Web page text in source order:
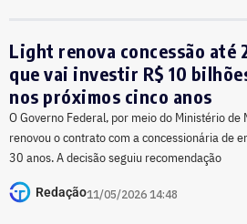
Light renova concessão até
que vai investir R$ 10
nos próximos cinco anos
O Governo Federal, por meio do Ministério de
renovou o contrato com a concessionária de
30 anos. A decisão seguiu recomendação
Redação11/05/2026 14:48